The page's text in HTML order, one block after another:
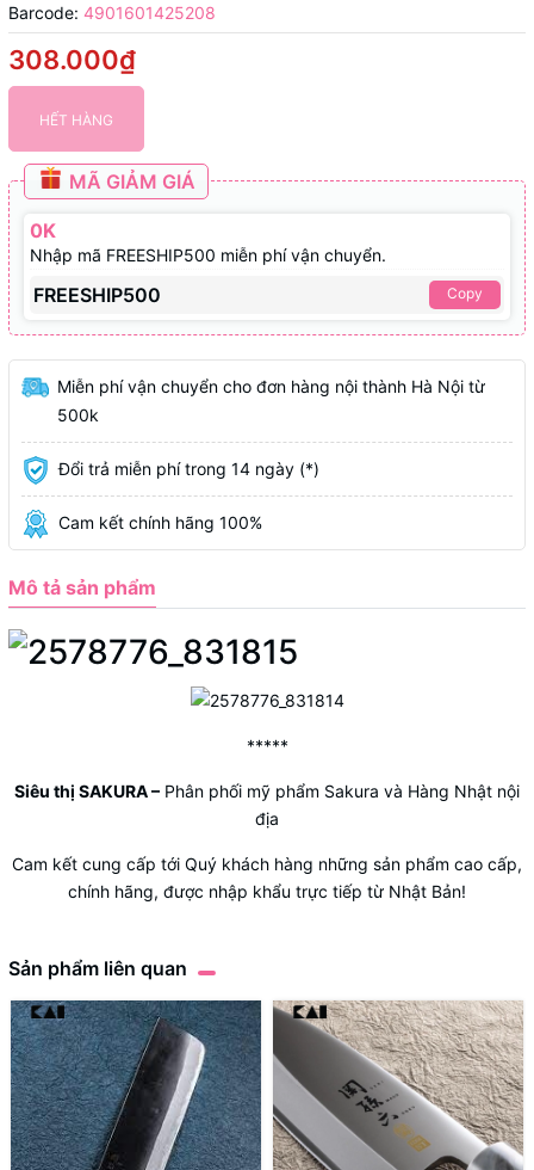
Barcode: 4901601425208
308.000₫
HẾT HÀNG
MÃ GIẢM GIÁ
0K
Nhập mã FREESHIP500 miễn phí vận chuyển.
FREESHIP500 Copy
Miễn phí vận chuyển cho đơn hàng nội thành Hà Nội từ
500k
Đổi trả miễn phí trong 14 ngày (*)
Cam kết chính hãng 100%
Mô tả sản phẩm
*****
Siêu thị SAKURA– Phân phối mỹ phẩm Sakura và Hàng Nhật nội
địa
Cam kết cung cấp tới Quý khách hàng những sản phẩm cao cấp,
chính hãng, được nhập khẩu trực tiếp từ Nhật Bản!
Sản phẩm liên quan